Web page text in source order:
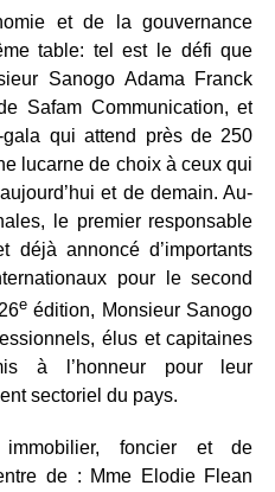
et de la gouvernance
table: tel est le défi que
Sanogo Adama Franck
Safam Communication, et
qui attend près de 250
lucarne de choix à ceux qui
et de demain. Au-
le premier responsable
déjà annoncé d’importants
pour le second
eédition, Monsieur Sanogo
élus et capitaines
à l’honneur pour leur
sectoriel du pays.
foncier et de
de : Mme Elodie Flean